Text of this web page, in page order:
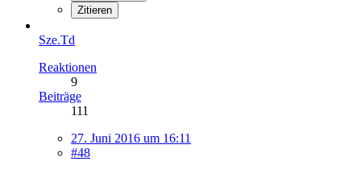
Zitieren
Sze.Td
Reaktionen
9
Beiträge
111
27. Juni 2016 um 16:11
#48